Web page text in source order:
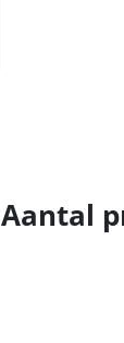
Aantal